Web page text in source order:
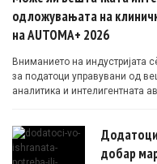
одложувањата на
на AUTOMA+ 2026
Вниманието на индустријата
за податоци управувани од
аналитика и интелигентната
добар